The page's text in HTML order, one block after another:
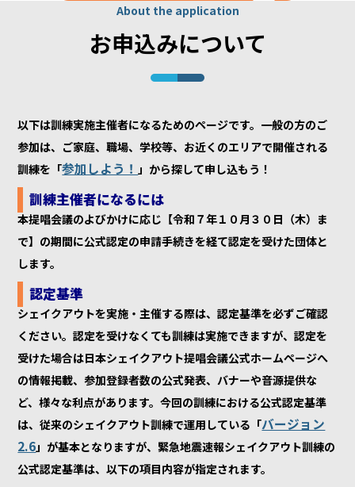
About the application
お申込みについて
以下は訓練実施主催者になるためのページです。一般の方のご
参加は、ご家庭、職場、学校等、お近くのエリアで開催される
訓練を「参加しよう！」から探して申し込もう！
訓練主催者になるには
本提唱会議のよびかけに応じ【令和７年１０月３０日（木）ま
で】の期間に公式認定の申請手続きを経て認定を受けた団体と
します。
認定基準
シェイクアウトを実施・主催する際は、認定基準を必ずご確認
ください。認定を受けなくても訓練は実施できますが、認定を
受けた場合は日本シェイクアウト提唱会議公式ホームページへ
の情報掲載、参加登録者数の公式発表、バナーや音源提供な
ど、様々な利点があります。今回の訓練における公式認定基準
は、従来のシェイクアウト訓練で運用している「バージョン
2.6」が基本となりますが、緊急地震速報シェイクアウト訓練の
公式認定基準は、以下の項目内容が指定されます。